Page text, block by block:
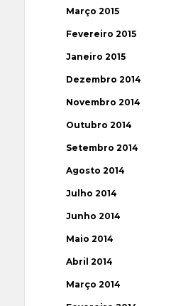
Março 2015
Fevereiro 2015
Janeiro 2015
Dezembro 2014
Novembro 2014
Outubro 2014
Setembro 2014
Agosto 2014
Julho 2014
Junho 2014
Maio 2014
Abril 2014
Março 2014